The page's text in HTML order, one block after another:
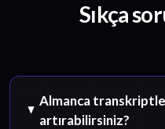
Sıkça
Almanca
artırabilirsiniz?